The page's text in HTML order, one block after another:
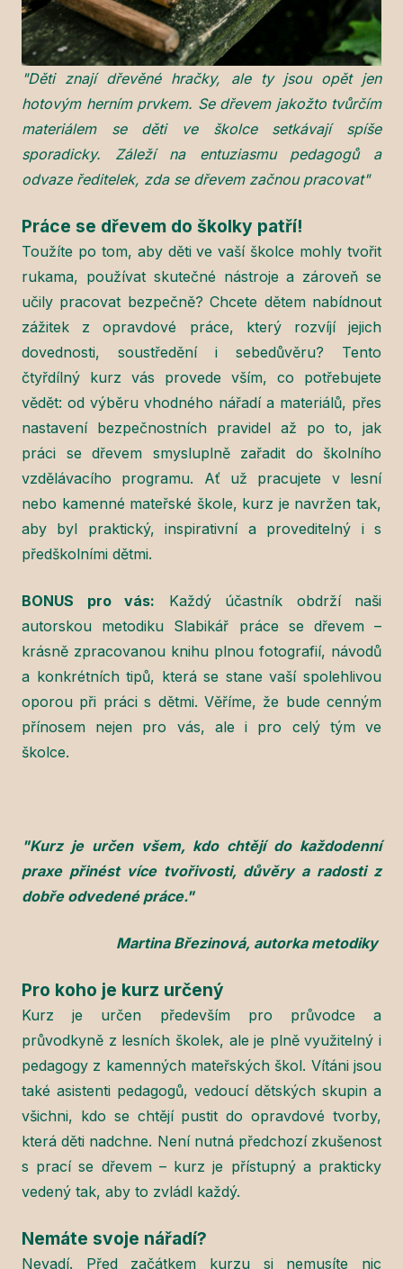
"Děti znají dřevěné hračky, ale ty jsou opět jen
hotovým herním prvkem. Se dřevem jakožto tvůrčím
materiálem se děti ve školce setkávají spíše
sporadicky. Záleží na entuziasmu pedagogů a
odvaze ředitelek, zda se dřevem začnou pracovat"
Práce se dřevem do školky patří!
Toužíte po tom, aby děti ve vaší školce mohly tvořit
rukama, používat skutečné nástroje a zároveň se
učily pracovat bezpečně? Chcete dětem nabídnout
zážitek z opravdové práce, který rozvíjí jejich
dovednosti, soustředění i sebedůvěru? Tento
čtyřdílný kurz vás provede vším, co potřebujete
vědět: od výběru vhodného nářadí a materiálů, přes
nastavení bezpečnostních pravidel až po to, jak
práci se dřevem smysluplně zařadit do školního
vzdělávacího programu. Ať už pracujete v lesní
nebo kamenné mateřské škole, kurz je navržen tak,
aby byl praktický, inspirativní a proveditelný i s
předškolními dětmi.
BONUS pro vás: Každý účastník obdrží naši
autorskou metodiku Slabikář práce se dřevem –
krásně zpracovanou knihu plnou fotografií, návodů
a konkrétních tipů, která se stane vaší spolehlivou
oporou při práci s dětmi. Věříme, že bude cenným
přínosem nejen pro vás, ale i pro celý tým ve
školce.
"Kurz je určen všem, kdo chtějí do každodenní
praxe přinést více tvořivosti, důvěry a radosti z
dobře odvedené práce."
Martina Březinová, autorka metodiky
Pro koho je kurz určený
Kurz je určen především pro průvodce a
průvodkyně z lesních školek, ale je plně využitelný i
pedagogy z kamenných mateřských škol. Vítáni jsou
také asistenti pedagogů, vedoucí dětských skupin a
všichni, kdo se chtějí pustit do opravdové tvorby,
která děti nadchne. Není nutná předchozí zkušenost
s prací se dřevem – kurz je přístupný a prakticky
vedený tak, aby to zvládl každý.
Nemáte svoje nářadí?
Nevadí. Před začátkem kurzu si nemusíte nic